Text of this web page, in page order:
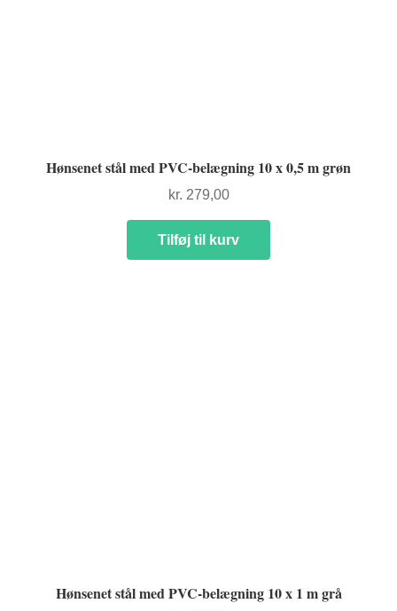
Hønsenet stål med PVC-belægning 10 x 0,5 m grøn
kr. 279,00
Tilføj til kurv
Hønsenet stål med PVC-belægning 10 x 1 m grå